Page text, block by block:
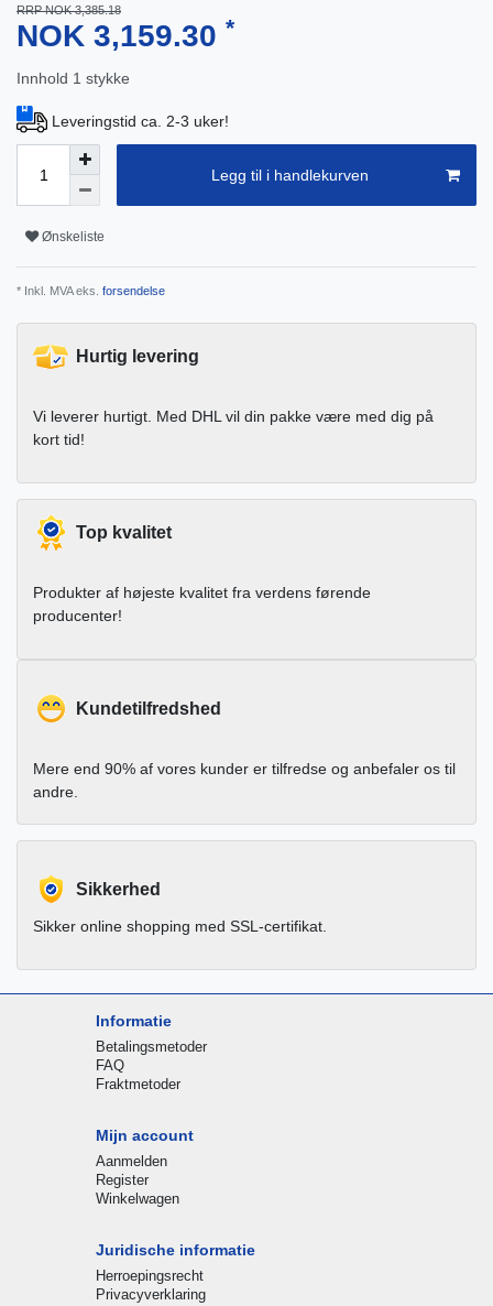
RRP NOK 3,385.18
NOK 3,159.30 *
Innhold 1 stykke
Leveringstid ca. 2-3 uker!
Legg til i handlekurven
Ønskeliste
* Inkl. MVA eks. forsendelse
Hurtig levering
Vi leverer hurtigt. Med DHL vil din pakke være med dig på
kort tid!
Top kvalitet
Produkter af højeste kvalitet fra verdens førende
producenter!
Kundetilfredshed
Mere end 90% af vores kunder er tilfredse og anbefaler os til
andre.
Sikkerhed
Sikker online shopping med SSL-certifikat.
Informatie
Betalingsmetoder
FAQ
Fraktmetoder
Mijn account
Aanmelden
Register
Winkelwagen
Juridische informatie
Herroepingsrecht
Privacyverklaring